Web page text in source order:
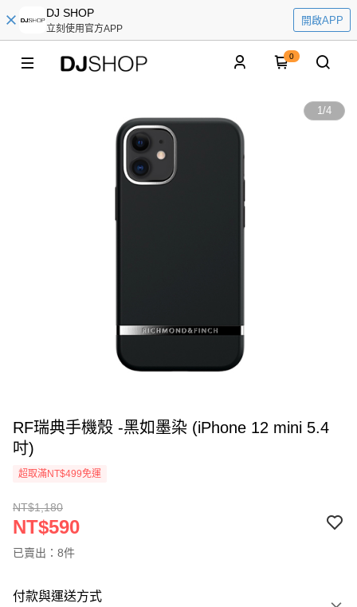
DJ SHOP
立刻使用官方APP
開啟APP
0
1/4
RF瑞典手機殼 -黑如墨染 (iPhone 12 mini 5.4
吋)
超取滿NT$499免運
NT$1,180
NT$590
已賣出：8件
付款與運送方式